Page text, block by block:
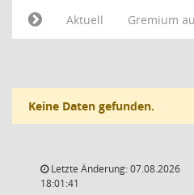
Aktuell
Gremium
Keine Daten gefunden.
Letzte Änderung: 07.08.2026
18:01:41